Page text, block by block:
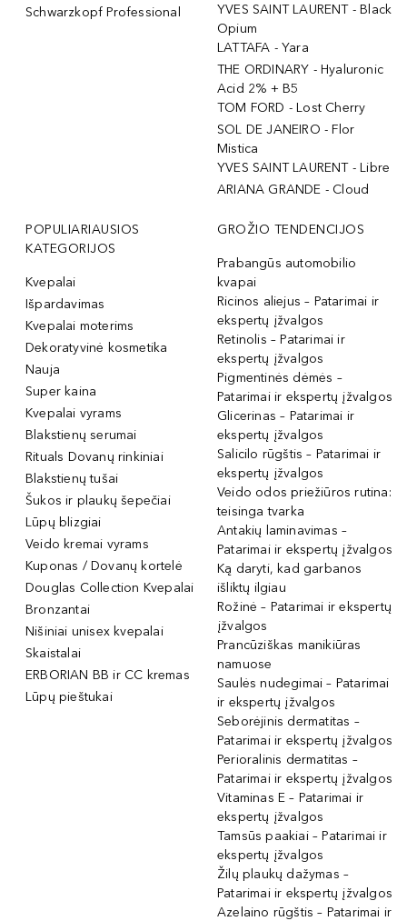
Schwarzkopf Professional
YVES SAINT LAURENT - Black
Opium
LATTAFA - Yara
THE ORDINARY - Hyaluronic
Acid 2% + B5
TOM FORD - Lost Cherry
SOL DE JANEIRO - Flor
Mistica
YVES SAINT LAURENT - Libre
ARIANA GRANDE - Cloud
POPULIARIAUSIOS
KATEGORIJOS
Kvepalai
Išpardavimas
Kvepalai moterims
Dekoratyvinė kosmetika
Nauja
Super kaina
Kvepalai vyrams
Blakstienų serumai
Rituals Dovanų rinkiniai
Blakstienų tušai
Šukos ir plaukų šepečiai
Lūpų blizgiai
Veido kremai vyrams
Kuponas / Dovanų kortelė
Douglas Collection Kvepalai
Bronzantai
Nišiniai unisex kvepalai
Skaistalai
ERBORIAN BB ir CC kremas
Lūpų pieštukai
GROŽIO TENDENCIJOS
Prabangūs automobilio
kvapai
Ricinos aliejus – Patarimai ir
ekspertų įžvalgos
Retinolis – Patarimai ir
ekspertų įžvalgos
Pigmentinės dėmės –
Patarimai ir ekspertų įžvalgos
Glicerinas – Patarimai ir
ekspertų įžvalgos
Salicilo rūgštis – Patarimai ir
ekspertų įžvalgos
Veido odos priežiūros rutina:
teisinga tvarka
Antakių laminavimas –
Patarimai ir ekspertų įžvalgos
Ką daryti, kad garbanos
išliktų ilgiau
Rožinė – Patarimai ir ekspertų
įžvalgos
Prancūziškas manikiūras
namuose
Saulės nudegimai – Patarimai
ir ekspertų įžvalgos
Seborėjinis dermatitas –
Patarimai ir ekspertų įžvalgos
Perioralinis dermatitas –
Patarimai ir ekspertų įžvalgos
Vitaminas E – Patarimai ir
ekspertų įžvalgos
Tamsūs paakiai – Patarimai ir
ekspertų įžvalgos
Žilų plaukų dažymas –
Patarimai ir ekspertų įžvalgos
Azelaino rūgštis – Patarimai ir